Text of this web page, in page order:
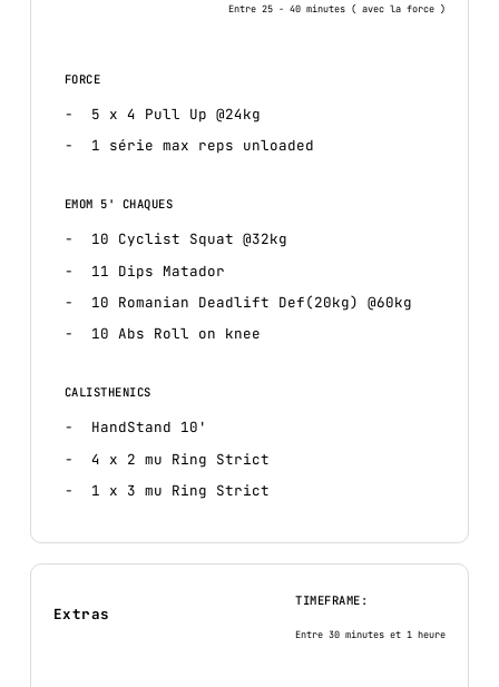
Entre 25 - 40 minutes ( avec la force )
FORCE
5 x 4 Pull Up @24kg
1 série max reps unloaded
EMOM 5' CHAQUES
10 Cyclist Squat @32kg
11 Dips Matador
10 Romanian Deadlift Def(20kg) @60kg
10 Abs Roll on knee
CALISTHENICS
HandStand 10'
4 x 2 mu Ring Strict
1 x 3 mu Ring Strict
Extras
TIMEFRAME:
Entre 30 minutes et 1 heure